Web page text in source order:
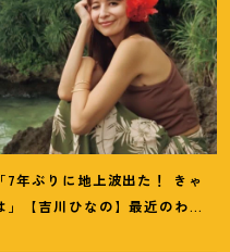
「7年ぶりに地上波出た ！
きゃ
」【吉川ひなの】最近のわた